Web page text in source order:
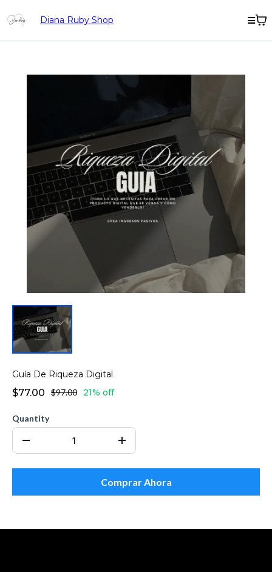
Diana Ruby Shop
Guía De Riqueza Digital
$77.00 $97.00 21% off
Quantity
Comprar Ahora